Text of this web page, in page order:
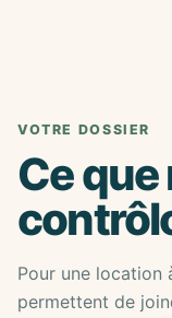
VOTRE DOSSIER
Ce
Pour une location
permettent de